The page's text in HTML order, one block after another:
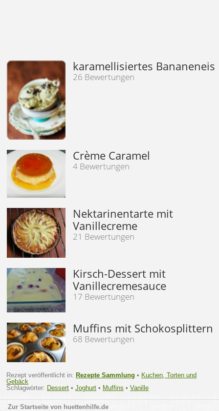
karamellisiertes Bananeneis
26 Bewertungen
Crème Caramel
4 Bewertungen
Nektarinentarte mit
Vanillecreme
21 Bewertungen
Kirsch-Dessert mit
Vanillecremesauce
17 Bewertungen
Muffins mit Schokosplittern
68 Bewertungen
Rezept veröffentlicht in: Rezepte Sammlung • Kuchen, Torten und
Gebäck
Schlagwörter: Dessert • Joghurt • Muffins • Vanille
huettenhilfe.de